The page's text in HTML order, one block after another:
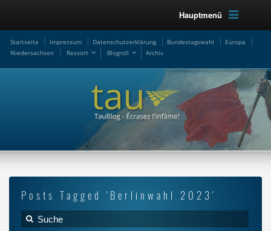
Hauptmenü
Startseite Impressum Datenschutzerklärung Bundestagswahl
Europa
Niedersachsen
Ressort Blogroll Archiv
Posts Tagged 'Berlinwahl 2023'